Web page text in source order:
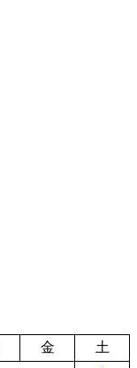
金
土